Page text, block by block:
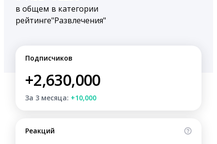
в общем
рейтинге
в категории
"Развлечения"
Подписчиков
+2,630,000
За 3 месяца: +10,000
Реакций